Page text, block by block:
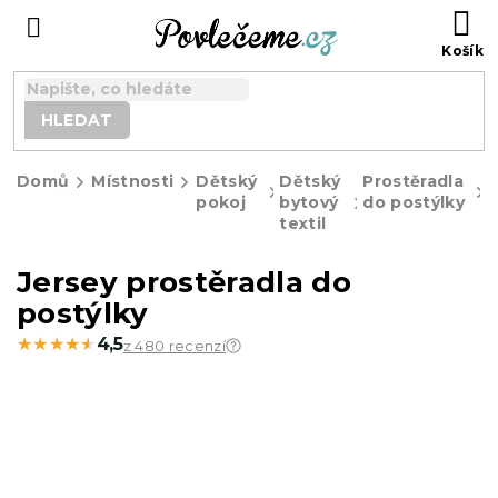
HLEDAT
Domů Místnosti
Dětský
pokoj
Dětský
bytový
textil
Prostěradla
do postýlky
Jersey prostěradla do
postýlky
★★★★★
★★★★★ 4,5z 480 recenzí